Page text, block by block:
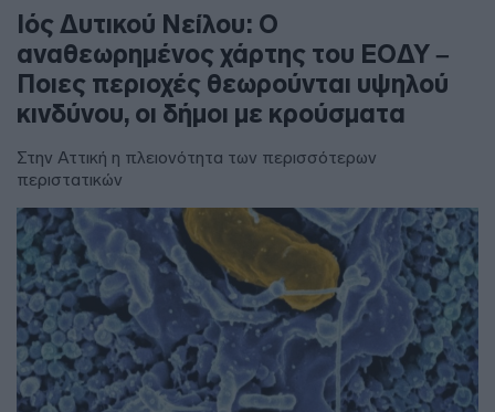
Ιός Δυτικού Νείλου: Ο
αναθεωρημένος χάρτης του ΕΟΔΥ –
Ποιες περιοχές θεωρούνται υψηλού
κινδύνου, οι δήμοι με κρούσματα
Στην Αττική η πλειονότητα των περισσότερων
περιστατικών